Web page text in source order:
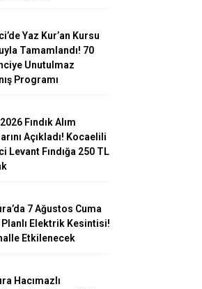
Yaz Kur’an Kursu
Tamamlandı! 70
Unutulmaz
Programı
Fındık Alım
Açıkladı! Kocaelili
Levant Fındığa 250 TL
7 Ağustos Cuma
Planlı Elektrik Kesintisi!
Etkilenecek
Hacımazlı